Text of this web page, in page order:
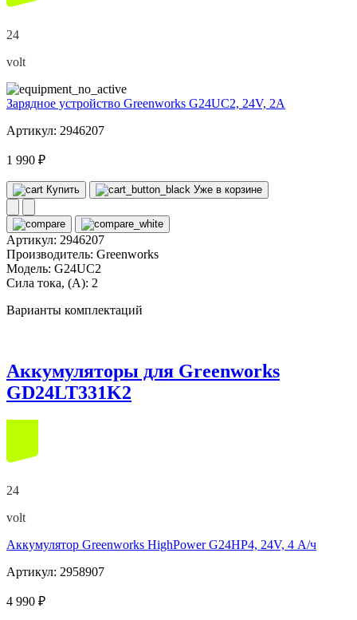
24
volt
Зарядное устройство Greenworks G24UC2, 24V, 2А
Артикул: 2946207
1 990 ₽
Купить Уже в корзине
Артикул: 2946207
Производитель: Greenworks
Модель: G24UC2
Сила тока, (А): 2
Варианты комплектаций
Аккумуляторы для Greenworks
GD24LT331K2
24
volt
Аккумулятор Greenworks HighPower G24HP4, 24V, 4 А/ч
Артикул: 2958907
4 990 ₽